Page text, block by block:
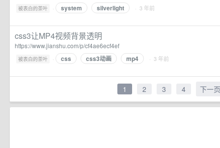
被表白的茶叶 · system silverlight · 3 年前
css3让MP4视频背景透明
https://www.jianshu.com/p/cf4ae6ecf4ef
被表白的茶叶 · css css3动画 mp4 · 3 年前
1 2 3 4 下一页